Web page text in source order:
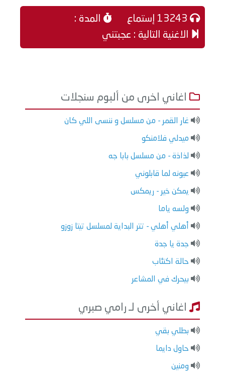
المدة :
الاغنية التالية : عجبتني
اغاني اخرى من ألبوم سنجلات
غار القمر - من مسلسل و ننسى اللي كان
ميدلي فلامنكو
لذاذة - من مسلسل بابا جه
عيونه لما قابلوني
يمكن خير - ريمكس
ولسه ياما
أهلي أهلي - تتر البداية لمسلسل تيتا زوزو
جدة يا جدة
حالة اكتئاب
بيحرك في المشاعر
اغاني أخرى لـ رامي صبري
بطلي بقي
حاول دايما
ومنين